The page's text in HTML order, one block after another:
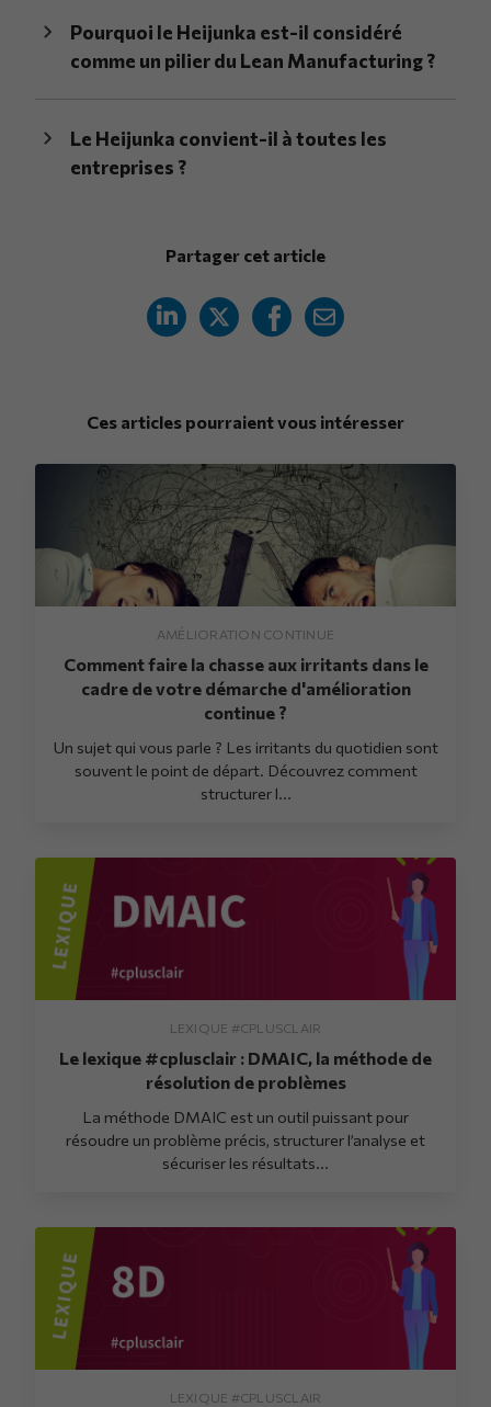
Pourquoi le Heijunka est-il considéré
comme un pilier du Lean Manufacturing ?
Le Heijunka convient-il à toutes les
entreprises ?
Partager cet article
Ces articles pourraient vous intéresser
AMÉLIORATION CONTINUE
Comment faire la chasse aux irritants dans le
cadre de votre démarche d'amélioration
continue ?
Un sujet qui vous parle ? Les irritants du quotidien sont
souvent le point de départ. Découvrez comment
structurer l...
LEXIQUE #CPLUSCLAIR
Le lexique #cplusclair : DMAIC, la méthode de
résolution de problèmes
La méthode DMAIC est un outil puissant pour
résoudre un problème précis, structurer l’analyse et
sécuriser les résultats...
LEXIQUE #CPLUSCLAIR